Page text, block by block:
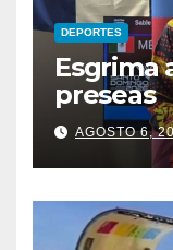
DEPORTES
Esgrima
preseas
AGOSTO 6,